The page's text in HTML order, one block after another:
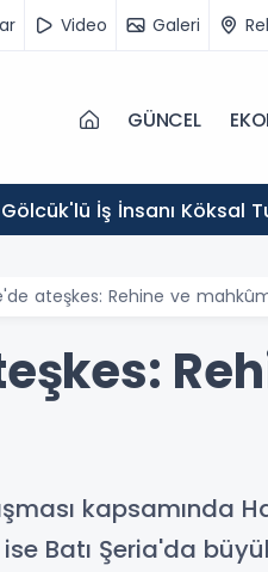
Video Galeri
GÜNCEL
Gölcük'lü İş İnsanı Köksal
ateşkes: Rehine ve
kapsamında
ise Batı Şeria'da